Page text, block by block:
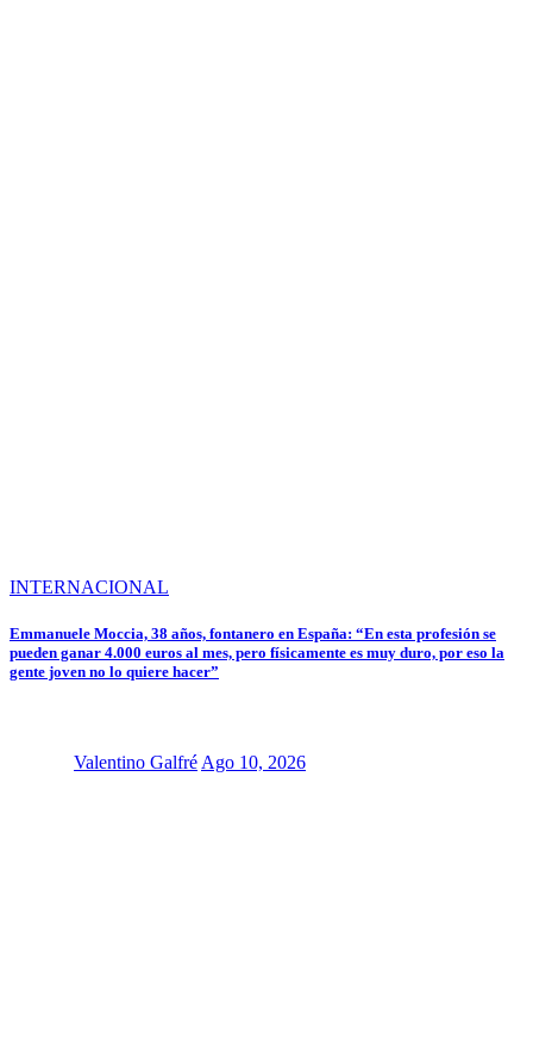
INTERNACIONAL
Emmanuele Moccia, 38 años, fontanero en España: “En esta profesión se
pueden ganar 4.000 euros al mes, pero físicamente es muy duro, por eso la
gente joven no lo quiere hacer”
Valentino Galfré Ago 10, 2026